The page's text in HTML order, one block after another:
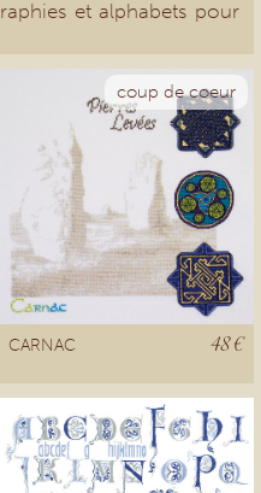
et alphabets pour
CARNAC 48 €
coup de coeur